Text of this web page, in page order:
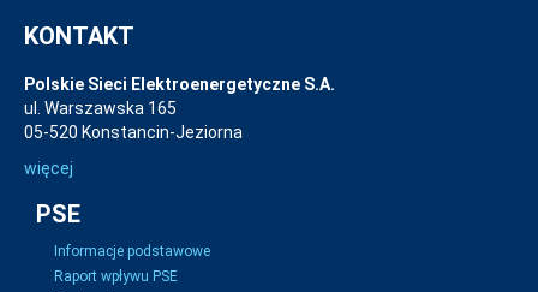
KONTAKT
Polskie Sieci Elektroenergetyczne S.A.
ul. Warszawska 165
05-520 Konstancin-Jeziorna
więcej
PSE
Informacje podstawowe
Raport wpływu PSE